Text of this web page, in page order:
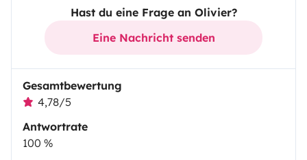
Hast du eine Frage an Olivier?
Eine Nachricht senden
Gesamtbewertung
4,78/5
Antwortrate
100 %